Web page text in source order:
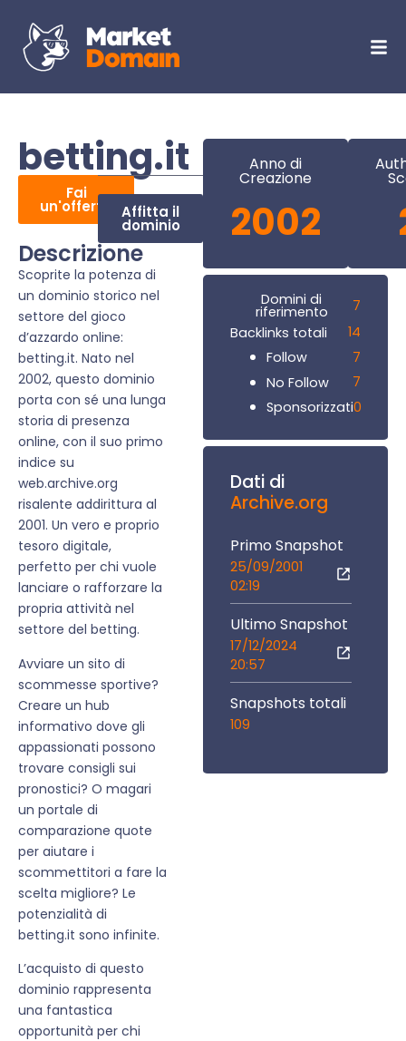
betting.it
Fai
un'offerta Affitta il
dominio
Descrizione
Scoprite la potenza di
un dominio storico nel
settore del gioco
d’azzardo online:
betting.it. Nato nel
2002, questo dominio
porta con sé una lunga
storia di presenza
online, con il suo primo
indice su
web.archive.org
risalente addirittura al
2001. Un vero e proprio
tesoro digitale,
perfetto per chi vuole
lanciare o rafforzare la
propria attività nel
settore del betting.
Avviare un sito di
scommesse sportive?
Creare un hub
informativo dove gli
appassionati possono
trovare consigli sui
pronostici? O magari
un portale di
comparazione quote
per aiutare i
scommettitori a fare la
scelta migliore? Le
potenzialità di
betting.it sono infinite.
L’acquisto di questo
dominio rappresenta
una fantastica
opportunità per chi
Anno di
Creazione
2002
Domini di
riferimento
7
Backlinks totali
14
Follow
7
No Follow
7
Sponsorizzati0
Dati di
Archive.org
Primo Snapshot
25/09/2001
02:19
Ultimo Snapshot
17/12/2024
20:57
Snapshots totali
109